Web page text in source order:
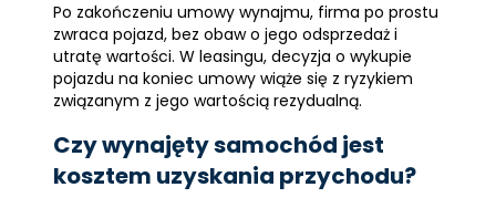
Po zakończeniu umowy wynajmu, firma po prostu
zwraca pojazd, bez obaw o jego odsprzedaż i
utratę wartości. W leasingu, decyzja o wykupie
pojazdu na koniec umowy wiąże się z ryzykiem
związanym z jego wartością rezydualną.
Czy wynajęty samochód jest
kosztem uzyskania przychodu?